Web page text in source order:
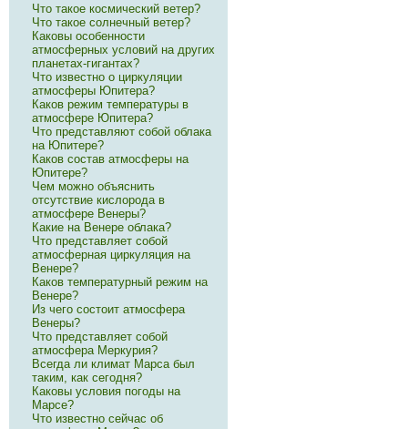
Что такое космический ветер?
Что такое солнечный ветер?
Каковы особенности
атмосферных условий на других
планетах-гигантах?
Что известно о циркуляции
атмосферы Юпитера?
Каков режим температуры в
атмосфере Юпитера?
Что представляют собой облака
на Юпитере?
Каков состав атмосферы на
Юпитере?
Чем можно объяснить
отсутствие кислорода в
атмосфере Венеры?
Какие на Венере облака?
Что представляет собой
атмосферная циркуляция на
Венере?
Каков температурный режим на
Венере?
Из чего состоит атмосфера
Венеры?
Что представляет собой
атмосфера Меркурия?
Всегда ли климат Марса был
таким, как сегодня?
Каковы условия погоды на
Марсе?
Что известно сейчас об